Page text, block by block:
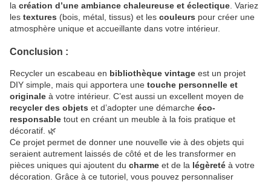
la création d’une ambiance chaleureuse et éclectique . Variez
les textures (bois, métal, tissus) et les couleurs pour créer une
atmosphère unique et accueillante dans votre intérieur.
Conclusion :
Recycler un escabeau en bibliothèque vintage est un projet
DIY simple, mais qui apportera une touche personnelle et
originale à votre intérieur. C’est aussi un excellent moyen de
recycler des objets et d’adopter une démarche éco-
responsable tout en créant un meuble à la fois pratique et
décoratif. 🌿
Ce projet permet de donner une nouvelle vie à des objets qui
seraient autrement laissés de côté et de les transformer en
pièces uniques qui ajoutent du charme et de la légèreté à votre
décoration. Grâce à ce tutoriel, vous pouvez personnaliser